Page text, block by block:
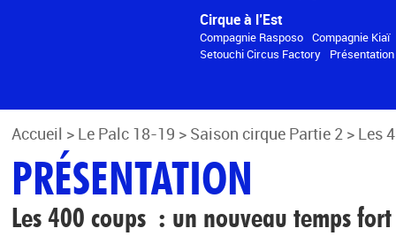
Cirque à l’Est
Compagnie Rasposo Compagnie Kiaï
Setouchi Circus Factory
Présentation
Accueil > Le Palc 18-19 > Saison cirque Partie 2 > Les
PRÉSENTATION
Les 400 coups : un nouveau temps fort